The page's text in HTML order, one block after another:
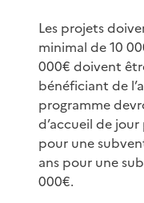
Les projets
minimal de 10
000€ doivent
bénéficiant de
programme
d’accueil de
pour une
ans pour une
000€.